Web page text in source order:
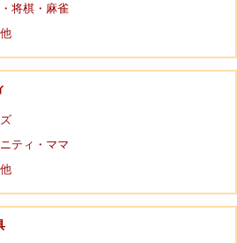
将棋・麻雀
ティ・ママ